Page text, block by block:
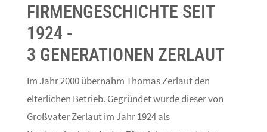
FIRMENGESCHICHTE SEIT
1924 -
3 GENERATIONEN ZERLAUT
Im Jahr 2000 übernahm Thomas Zerlaut den
elterlichen Betrieb. Gegründet wurde dieser von
Großvater Zerlaut im Jahr 1924 als